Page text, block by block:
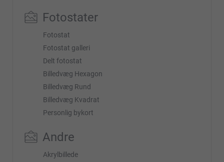
Fotostater
Fotostat
Fotostat galleri
Delt fotostat
Billedvæg Hexagon
Billedvæg Rund
Billedvæg Kvadrat
Personlig bykort
Andre
Akrylbillede